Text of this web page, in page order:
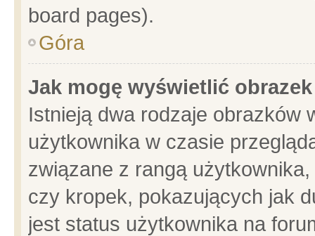
board pages).
Góra
Jak mogę wyświetlić
Istnieją dwa rodzaje obrazków
użytkownika w czasie
związane z rangą
czy kropek, pokazujących jak
jest status użytkownika na